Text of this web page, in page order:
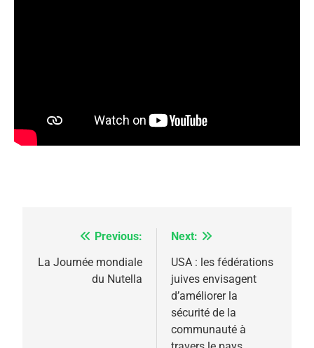
Navigation
de
Previous:
La Journée mondiale
du Nutella
Next:
USA : les fédérations
juives envisagent
d’améliorer la
sécurité de la
communauté à
l’antisémitisme
6
FIÈRE, DIGNE ET RÉSILIENTE :
POURQUOI JE REVENDIQUE
MA JUDAÏTE par Thérèse
Zrihen-Dvir
JUDAISME